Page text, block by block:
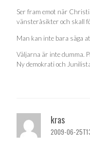
Ser fram emot när
vänsteråsikter och skall
Man kan inte bara säga
Väljarna är inte dumma.
Ny demokrati och
kras
2009-06-